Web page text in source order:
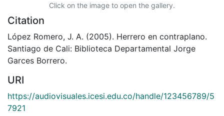
Click on the image to open the gallery.
Citation
López Romero, J. A. (2005). Herrero en contraplano.
Santiago de Cali: Biblioteca Departamental Jorge
Garces Borrero.
URI
https://audiovisuales.icesi.edu.co/handle/123456789/5
7921